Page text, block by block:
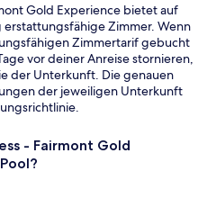
Gold Experience bietet auf
Zimmer. Wenn
Zimmertarif gebucht
vor deiner Anreise stornieren,
der Unterkunft. Die genauen
der jeweiligen Unterkunft
- Fairmont Gold